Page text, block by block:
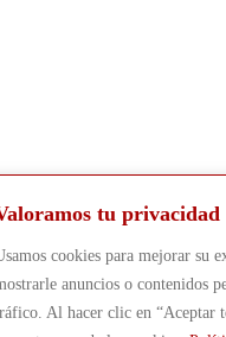
tu privacidad
cookies para mejorar su
anuncios o contenidos
Al hacer clic en “Aceptar